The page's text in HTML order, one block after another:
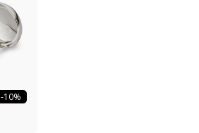
-10%